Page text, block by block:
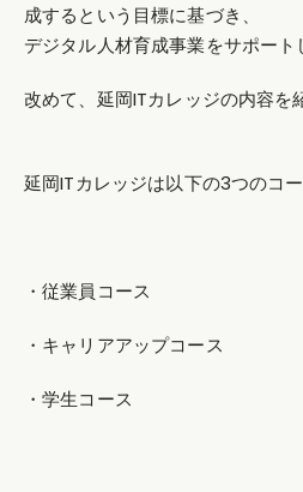
成するという目標に基づき、
デジタル人材育成事業をサポート
改めて、延岡ITカレッジの内容を
延岡ITカレッジは以下の3つのコー
・従業員コース
・キャリアアップコース
・学生コース